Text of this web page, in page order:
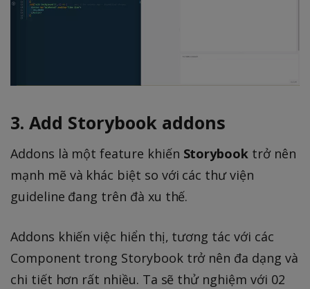
3. Add Storybook addons
Addons là một feature khiến Storybook trở nên
mạnh mẽ và khác biệt so với các thư viện
guideline đang trên đà xu thế.
Addons khiến việc hiển thị, tương tác với các
Component trong Storybook trở nên đa dạng và
chi tiết hơn rất nhiều. Ta sẽ thử nghiệm với 02